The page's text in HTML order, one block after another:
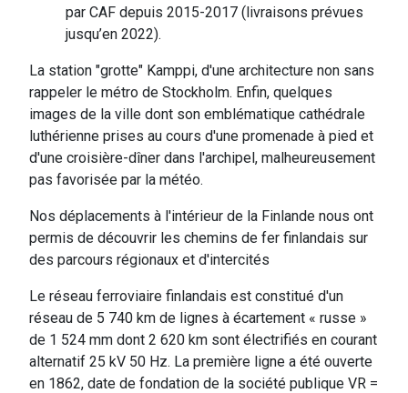
par CAF depuis 2015-2017 (livraisons prévues
jusqu’en 2022).
La station "grotte" Kamppi, d'une architecture non sans
rappeler le métro de Stockholm. Enfin, quelques
images de la ville dont son emblématique cathédrale
luthérienne prises au cours d'une promenade à pied et
d'une croisière-dîner dans l'archipel, malheureusement
pas favorisée par la météo.
Nos déplacements à l'intérieur de la Finlande nous ont
permis de découvrir les chemins de fer finlandais sur
des parcours régionaux et d'intercités
Le réseau ferroviaire finlandais est constitué d'un
réseau de 5 740 km de lignes à écartement « russe »
de 1 524 mm dont 2 620 km sont électrifiés en courant
alternatif 25 kV 50 Hz. La première ligne a été ouverte
en 1862, date de fondation de la société publique VR =